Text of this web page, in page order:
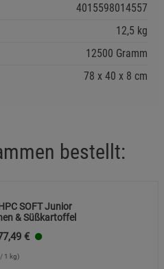
4015598014557
12,5 kg
12500 Gramm
78 40 8 cm
bestellt:
SOFT Junior
& Süßkartoffel
€
/ 1 kg)